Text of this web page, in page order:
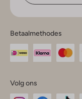
Betaalmethodes
Volg ons